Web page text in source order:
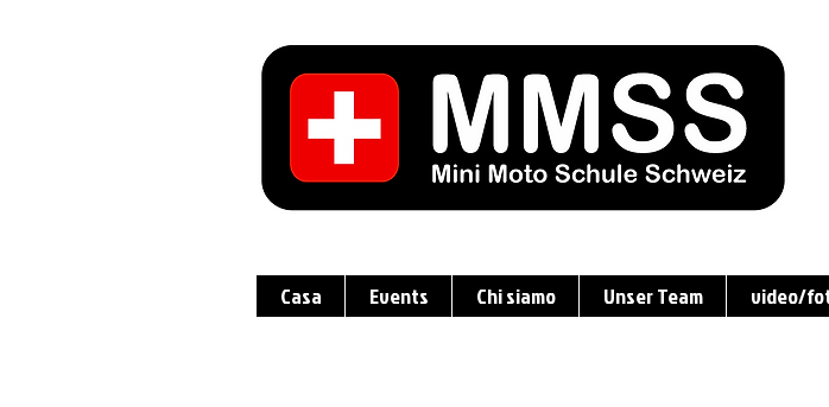
Casa Events Chi siamo Unser Team video/